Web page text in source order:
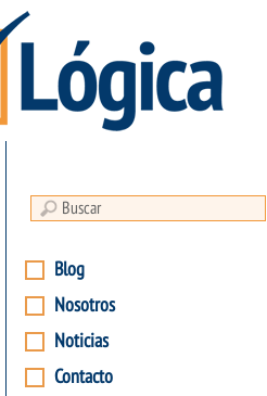
Blog
Nosotros
Noticias
Contacto